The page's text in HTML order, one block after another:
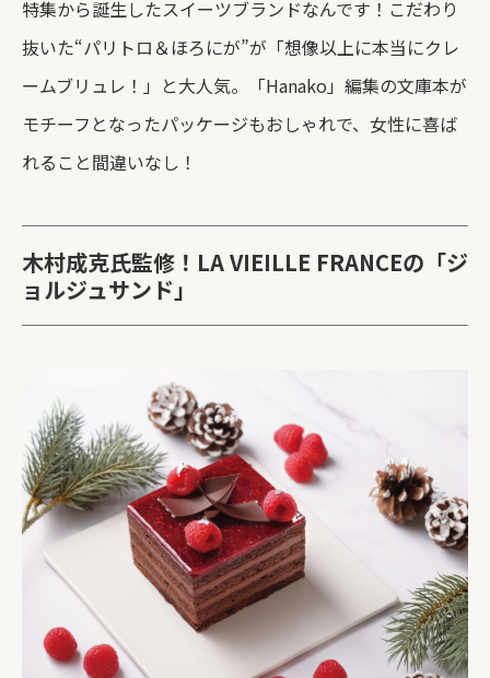
特集から誕生したスイーツブランドなんです！こだわり
抜いた“パリトロ＆ほろにが”が「想像以上に本当にクレ
ームブリュレ！」と大人気。「Hanako」編集の文庫本が
モチーフとなったパッケージもおしゃれで、女性に喜ば
れること間違いなし！
木村成克氏監修！LA VIEILLE FRANCEの 「ジ
ョルジュサンド」